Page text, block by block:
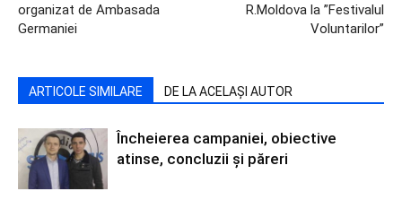
organizat de Ambasada
Germaniei
R.Moldova la ”Festivalul
Voluntarilor”
ARTICOLE SIMILARE DE LA ACELAȘI AUTOR
Încheierea campaniei, obiective
atinse, concluzii și păreri